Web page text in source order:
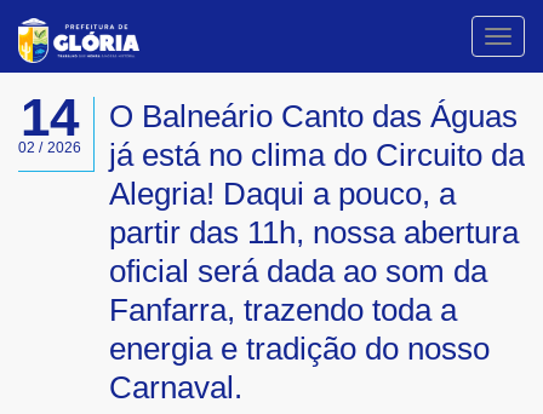
14
02 / 2026
O Balneário Canto das Águas
já está no clima do Circuito da
Alegria! Daqui a pouco, a
partir das 11h, nossa abertura
oficial será dada ao som da
Fanfarra, trazendo toda a
energia e tradição do nosso
Carnaval.